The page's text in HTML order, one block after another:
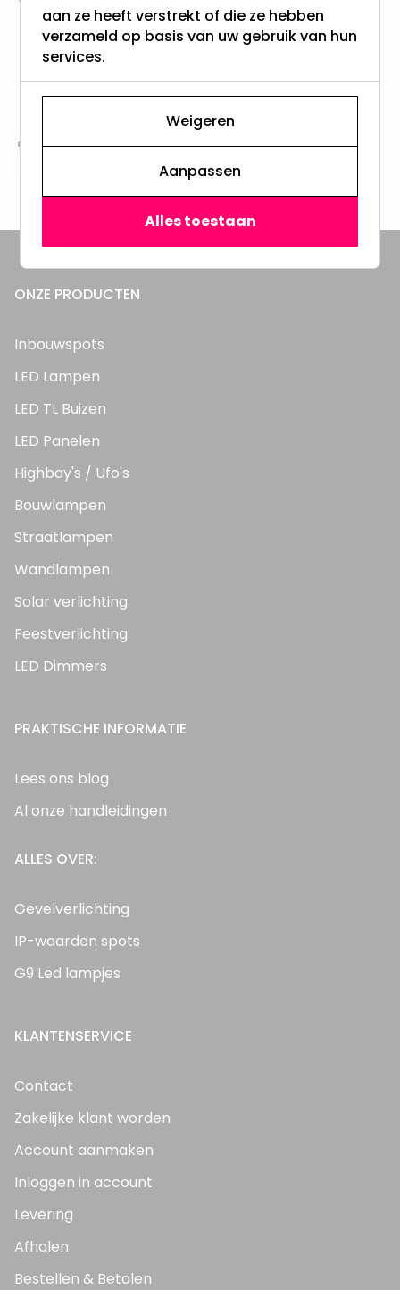
meer dan 100.000 klanten gingen u voor
Gratis verzending + snel geleverd
Vanaf EUR100,- naar NL & BE
3000m2 - 60.000+ Producten
ONZE PRODUCTEN
Inbouwspots
LED Lampen
LED TL Buizen
LED Panelen
Highbay's / Ufo's
Bouwlampen
Straatlampen
Wandlampen
Solar verlichting
Feestverlichting
LED Dimmers
PRAKTISCHE INFORMATIE
Lees ons blog
Al onze handleidingen
ALLES OVER:
Gevelverlichting
IP-waarden spots
G9 Led lampjes
KLANTENSERVICE
Contact
Zakelijke klant worden
Account aanmaken
Inloggen in account
Levering
Afhalen
Bestellen & Betalen
aan ze heeft verstrekt of die ze hebben
verzameld op basis van uw gebruik van hun
services.
Weigeren
Aanpassen
Alles toestaan